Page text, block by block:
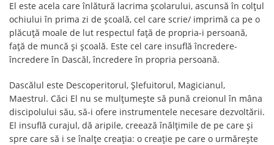
El este acela care înlătură lacrima școlarului, ascunsă în colțul
ochiului în prima zi de școală, cel care scrie/ imprimă ca pe o
plăcuță moale de lut respectul față de propria-i persoană,
față de muncă și școală. Este cel care insuflă încredere-
încredere în Dascăl, încredere în propria persoană.
Dascălul este Descoperitorul, Șlefuitorul, Magicianul,
Maestrul. Căci El nu se mulțumește să pună creionul în mâna
discipolului său, să-i ofere instrumentele necesare dezvoltării.
El insuflă curajul, dă aripile, creează înălțimile de pe care și
spre care să i se înalțe creația: o creație pe care o urmărește